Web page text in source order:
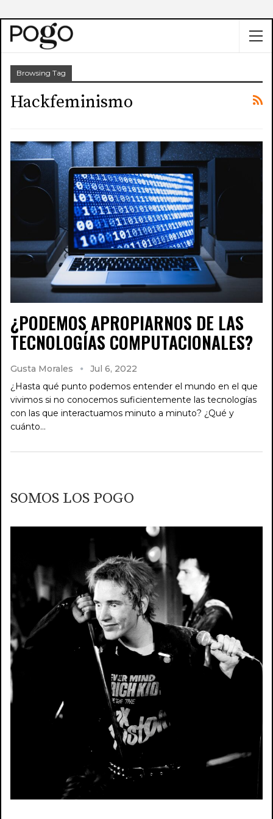
Browsing Tag
Hackfeminismo
¿PODEMOS APROPIARNOS DE LAS
TECNOLOGÍAS COMPUTACIONALES?
Gusta Morales
Jul 6, 2022
¿Hasta qué punto podemos entender el mundo en el que
vivimos si no conocemos suficientemente las tecnologías
con las que interactuamos minuto a minuto? ¿Qué y
cuánto…
SOMOS LOS POGO